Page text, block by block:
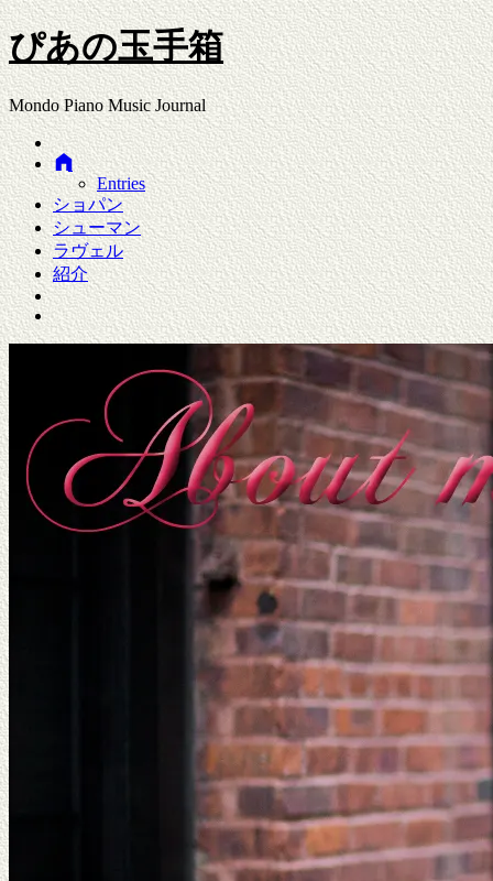
ぴあの玉手箱
Mondo Piano Music Journal
Entries
ショパン
シューマン
ラヴェル
紹介